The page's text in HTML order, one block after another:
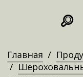
Главная